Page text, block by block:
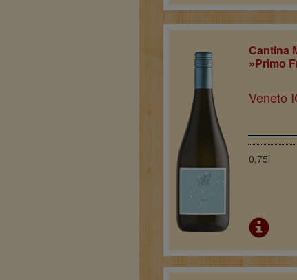
Cantina
»Primo
Veneto
0,75l